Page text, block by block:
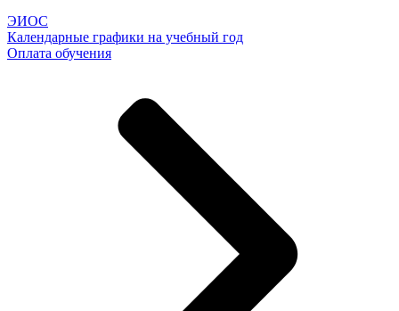
ЭИОС
Календарные графики на учебный год
Оплата обучения